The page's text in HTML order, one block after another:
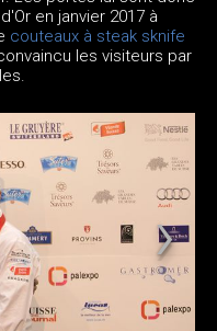
en janvier 2017 à
couteaux à steak sknife
les visiteurs par